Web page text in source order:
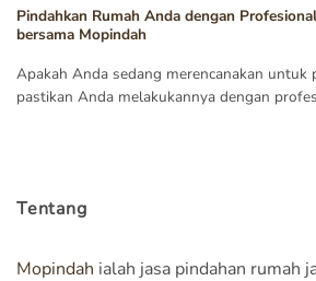
Pindahkan Rumah Anda dengan
bersama Mopindah
Apakah Anda sedang merencanakan untuk
pastikan Anda melakukannya dengan
Tentang
Mopindah ialah jasa pindahan rumah